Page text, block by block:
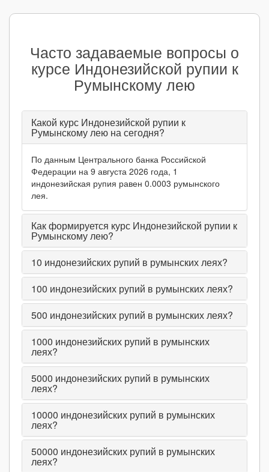
Часто задаваемые вопросы о
курсе Индонезийской рупии к
Румынскому лею
Какой курс Индонезийской рупии к
Румынскому лею на сегодня?
По данным Центрального банка Российской
Федерации на 9 августа 2026 года, 1
индонезийская рупия равен 0.0003 румынского
лея.
Как формируется курс Индонезийской рупии к
Румынскому лею?
10 индонезийских рупий в румынских леях?
100 индонезийских рупий в румынских леях?
500 индонезийских рупий в румынских леях?
1000 индонезийских рупий в румынских
леях?
5000 индонезийских рупий в румынских
леях?
10000 индонезийских рупий в румынских
леях?
50000 индонезийских рупий в румынских
леях?